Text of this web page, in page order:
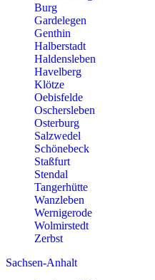
Burg
Gardelegen
Genthin
Halberstadt
Haldensleben
Havelberg
Klötze
Oebisfelde
Oschersleben
Osterburg
Salzwedel
Schönebeck
Staßfurt
Stendal
Tangerhütte
Wanzleben
Wernigerode
Wolmirstedt
Zerbst
Sachsen-Anhalt